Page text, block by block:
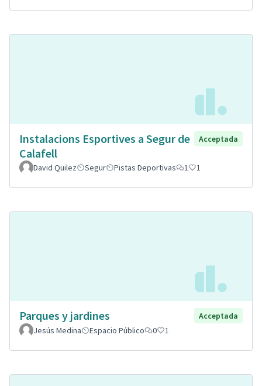
Instalacions Esportives a Segur de
Calafell
Acceptada
David Quilez Segur Pistas Deportivas 1 1
Parques y jardines
Acceptada
Jesús Medina
Espacio Público 0 1